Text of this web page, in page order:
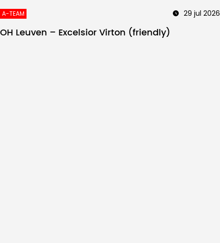
A-TEAM 29 jul 2026
OH Leuven – Excelsior Virton (friendly)